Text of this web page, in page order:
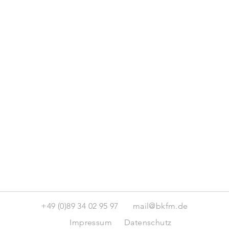
+49 (0)89 34 02 95 97
mail@bkfm.de
Impressum
Datenschutz